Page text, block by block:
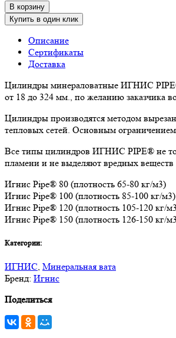
В корзину
Купить в один клик
Описание
Сертификаты
Доставка
Цилиндры минераловатные ИГНИС PIPE®
от 18 до 324 мм., по желанию заказчика
Цилиндры производятся методом
тепловых сетей. Основным
Все типы цилиндров ИГНИС PIPE® не
пламени и не выделяют вредных
Игнис Pipe® 80 (плотность 65-80 кг/м3)
Игнис Pipe® 100 (плотность 85-100 кг/м3)
Игнис Pipe® 120 (плотность 105-120 кг/
Игнис Pipe® 150 (плотность 126-150 кг/
Категории:
ИГНИС, Минеральная вата
Бренд: Игнис
Поделиться